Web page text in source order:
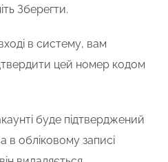
Зберегти.
в систему, вам
цей номер кодом
буде підтверджений
в обліковому записі